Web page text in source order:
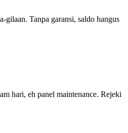
gilaan. Tanpa garansi, saldo hangus
hari, eh panel maintenance. Rejeki